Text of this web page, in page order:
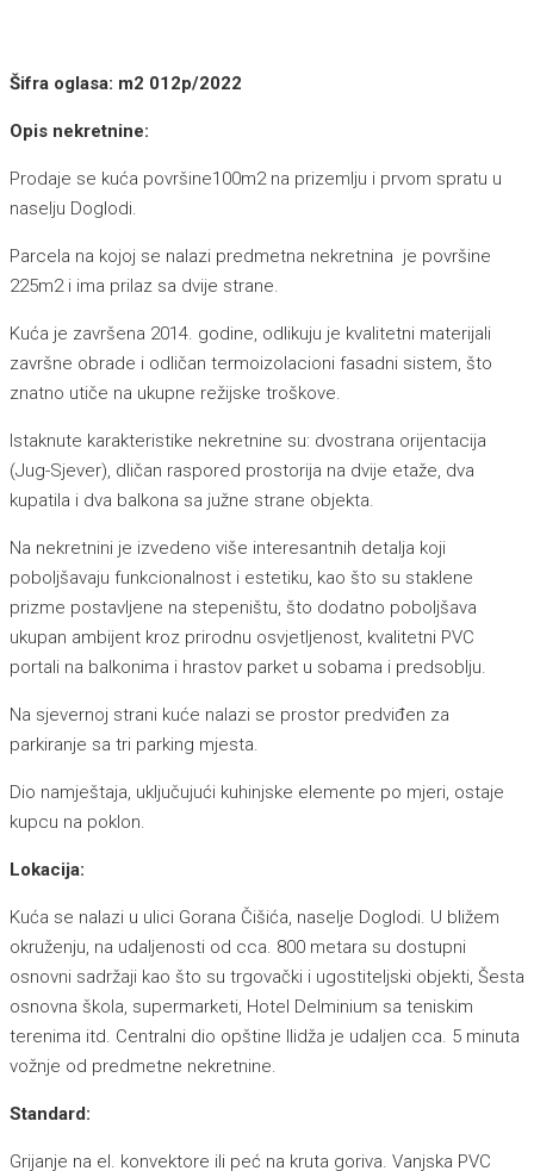
Šifra oglasa: m2 012p/2022
Opis nekretnine:
Prodaje se kuća površine100m2 na prizemlju i prvom spratu u
naselju Doglodi.
Parcela na kojoj se nalazi predmetna nekretnina je površine
225m2 i ima prilaz sa dvije strane.
Kuća je završena 2014. godine, odlikuju je kvalitetni materijali
završne obrade i odličan termoizolacioni fasadni sistem, što
znatno utiče na ukupne režijske troškove.
Istaknute karakteristike nekretnine su: dvostrana orijentacija
(Jug-Sjever), dličan raspored prostorija na dvije etaže, dva
kupatila i dva balkona sa južne strane objekta.
Na nekretnini je izvedeno više interesantnih detalja koji
poboljšavaju funkcionalnost i estetiku, kao što su staklene
prizme postavljene na stepeništu, što dodatno poboljšava
ukupan ambijent kroz prirodnu osvjetljenost, kvalitetni PVC
portali na balkonima i hrastov parket u sobama i predsoblju.
Na sjevernoj strani kuće nalazi se prostor predviđen za
parkiranje sa tri parking mjesta.
Dio namještaja, uključujući kuhinjske elemente po mjeri, ostaje
kupcu na poklon.
Lokacija:
Kuća se nalazi u ulici Gorana Čišića, naselje Doglodi. U bližem
okruženju, na udaljenosti od cca. 800 metara su dostupni
osnovni sadržaji kao što su trgovački i ugostiteljski objekti, Šesta
osnovna škola, supermarketi, Hotel Delminium sa teniskim
terenima itd. Centralni dio opštine Ilidža je udaljen cca. 5 minuta
vožnje od predmetne nekretnine.
Standard:
Grijanje na el. konvektore ili peć na kruta goriva. Vanjska PVC